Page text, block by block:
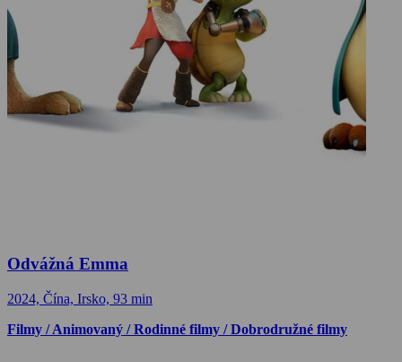
Odvážná Emma
2024, Čína, Irsko, 93 min
Filmy / Animovaný / Rodinné filmy / Dobrodružné filmy